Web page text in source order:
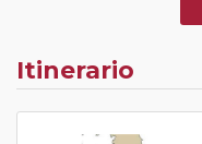
Itinerario